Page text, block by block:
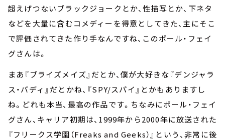
超えげつないブラックジョークとか、性描写とか、下ネタ
などを大量に含むコメディーを得意としてきた、主にそこ
で評価されてきた作り手なんですね、このポール・フェイ
グさんは。
まあ『ブライズメイズ』だとか、僕が大好きな『デンジャラ
ス・バディ』だとかね、『SPY/スパイ』とかもありますし
ね。どれも本当、最高の作品です。ちなみにポール・フェイ
グさん、キャリア初期は、1999年から2000年に放送された
『フリークス学園（Freaks and Geeks）』という、非常に後